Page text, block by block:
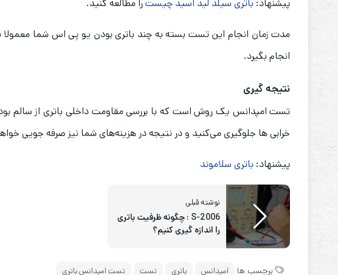
پیشنهاد: باتری سیلد لید اسید چیسترا مطالعه کنید.
انجام بگیرد.
نتیجه گیری
تست امپدانس یک روش است که با بررسی مقاومت داخلی باتری از سالم
خرابی ها جلوگیری می‌کنید و در نتیجه در هزینه‌های شما نیز صرفه جویی
پیشنهاد: باتری سلاموند
نوشته قبلی
S-2006 : چگونه ظرفیت باتری
را اندازه گیری کنیم؟
برچسب ها امپدانس باتری تست تست امپدانس باتری